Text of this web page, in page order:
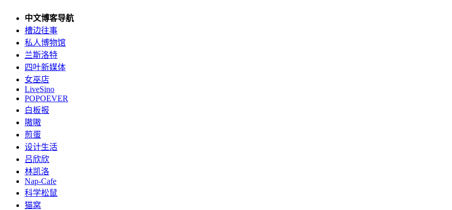
中文博客导航
槽边往事
私人博物馆
兰斯洛特
四叶新媒体
女巫店
LiveSino
POPOEVER
白板报
嗷嗷
煎蛋
设计生活
吕欣欣
林凯洛
Nap-Cafe
科学松鼠
猫窝